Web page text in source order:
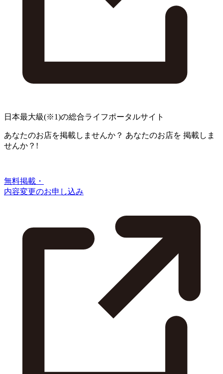
日本最大級(※1)の総合ライフポータルサイト
あなたのお店を掲載しませんか？ あなたのお店を 掲載しま
せんか？!
無料掲載・
内容変更のお申し込み